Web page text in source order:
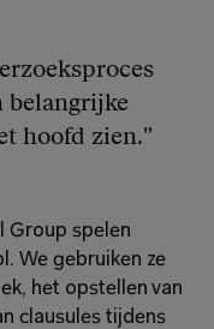
belangrijke
hoofd zien."
Group spelen
We gebruiken ze
het opstellen van
clausules tijdens